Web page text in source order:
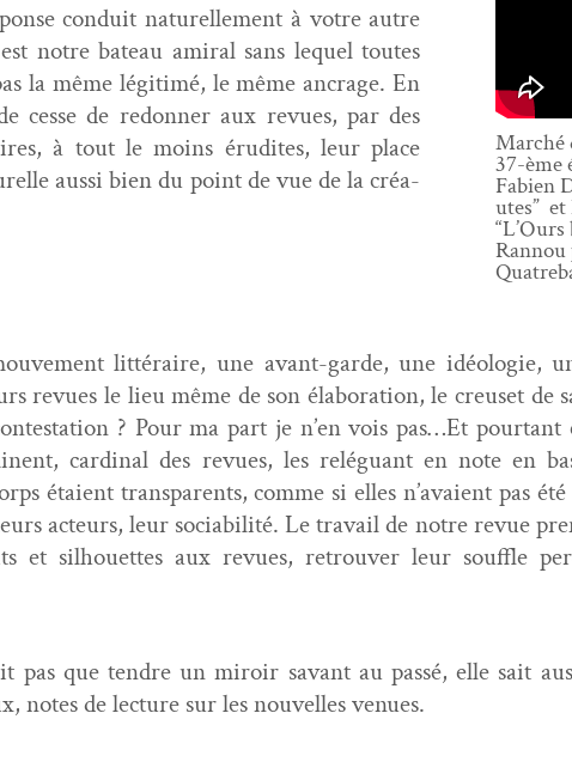
con­duit naturelle­ment à votre autre
est notre bateau ami­ral sans lequel toutes
la même légitimé, le même ancrage. En
cesse de redonner aux revues, par des
à tout le moins éru­dites, leur place
aus­si bien du point de vue de la créa­
Marché
37-ème
Fabi­en
utes”
Ran­nou
lit­téraire, une avant-garde, une idéolo­gie,
revues le lieu même de son élab­o­ra­tion, le creuset de
? Pour ma part je n’en vois pas…Et pour­tant
car­di­nal des revues, les reléguant en note en
étaient trans­par­ents, comme si elles n’avaient pas
acteurs, leur socia­bil­ité. Le tra­vail de notre revue
et sil­hou­ettes aux revues, retrou­ver leur souf­fle
pas que ten­dre un miroir savant au passé, elle sait
notes de lec­ture sur les nou­velles venues.